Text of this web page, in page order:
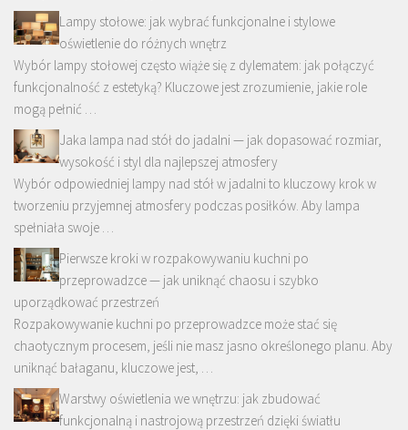
Lampy stołowe: jak wybrać funkcjonalne i stylowe
oświetlenie do różnych wnętrz
Wybór lampy stołowej często wiąże się z dylematem: jak połączyć
funkcjonalność z estetyką? Kluczowe jest zrozumienie, jakie role
mogą pełnić …
Jaka lampa nad stół do jadalni — jak dopasować rozmiar,
wysokość i styl dla najlepszej atmosfery
Wybór odpowiedniej lampy nad stół w jadalni to kluczowy krok w
tworzeniu przyjemnej atmosfery podczas posiłków. Aby lampa
spełniała swoje …
Pierwsze kroki w rozpakowywaniu kuchni po
przeprowadzce — jak uniknąć chaosu i szybko
uporządkować przestrzeń
Rozpakowywanie kuchni po przeprowadzce może stać się
chaotycznym procesem, jeśli nie masz jasno określonego planu. Aby
uniknąć bałaganu, kluczowe jest, …
Warstwy oświetlenia we wnętrzu: jak zbudować
funkcjonalną i nastrojową przestrzeń dzięki światłu